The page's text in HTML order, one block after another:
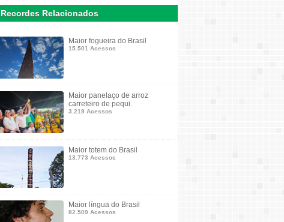
Recordes Relacionados
Maior fogueira do Brasil
15.501 Acessos
Maior panelaço de arroz
carreteiro de pequi.
3.219 Acessos
Maior totem do Brasil
13.773 Acessos
Maior língua do Brasil
82.509 Acessos